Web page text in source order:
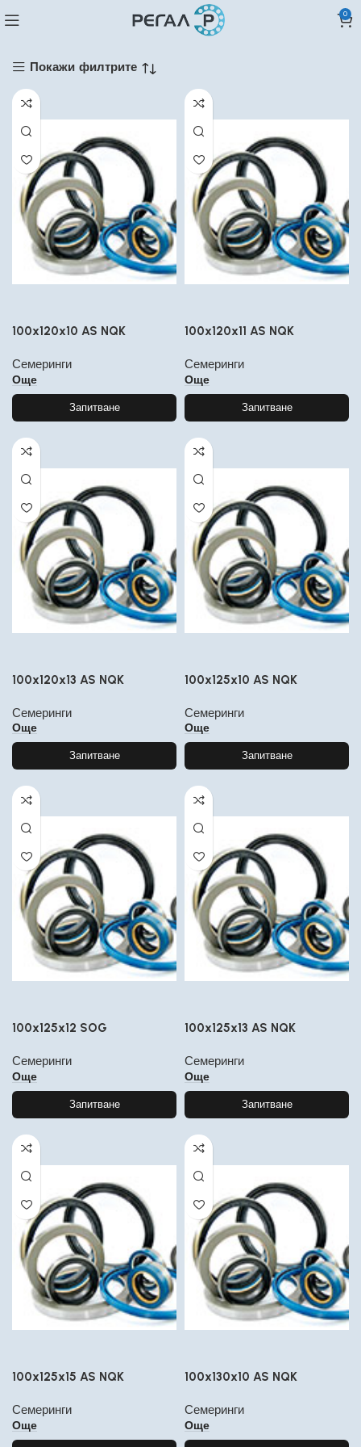
0
Покажи филтрите
100x120x10 AS NQK
Семеринги
Още
Запитване
100x120x11 AS NQK
Семеринги
Още
Запитване
100x120x13 AS NQK
Семеринги
Още
Запитване
100x125x10 AS NQK
Семеринги
Още
Запитване
100x125x12 SOG
Семеринги
Още
Запитване
100x125x13 AS NQK
Семеринги
Още
Запитване
100x125x15 AS NQK
Семеринги
Още
100x130x10 AS NQK
Семеринги
Още